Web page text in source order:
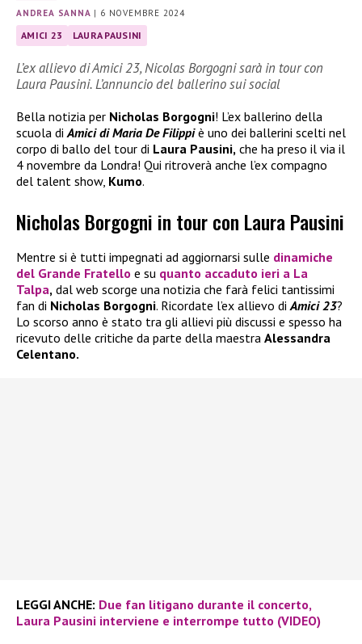
ANDREA SANNA | 6 NOVEMBRE 2024
AMICI 23 LAURA PAUSINI
L’ex allievo di Amici 23, Nicolas Borgogni sarà in tour con
Laura Pausini. L’annuncio del ballerino sui social
Bella notizia per Nicholas Borgogni! L’ex ballerino della
scuola di Amici di Maria De Filippiè uno dei ballerini scelti nel
corpo di ballo del tour di Laura Pausini, che ha preso il via il
4 novembre da Londra! Qui ritroverà anche l’ex compagno
del talent show, Kumo.
Nicholas Borgogni in tour con Laura Pausini
Mentre si è tutti impegnati ad aggiornarsi sulle dinamiche
del Grande Fratello e su quanto accaduto ieri a La
Talpa, dal web scorge una notizia che farà felici tantissimi
fan di Nicholas Borgogni. Ricordate l’ex allievo diAmici 23?
Lo scorso anno è stato tra gli allievi più discussi e spesso ha
ricevuto delle critiche da parte della maestra Alessandra
Celentano.
LEGGI ANCHE: Due fan litigano durante il concerto,
Laura Pausini interviene e interrompe tutto (VIDEO)